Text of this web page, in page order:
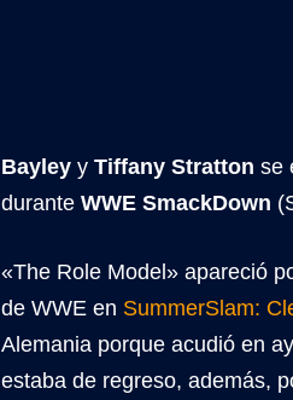
Bayley y Tiffany Stratton se
durante WWE SmackDown
«The Role Model» apareció
de WWE en SummerSlam:
Alemania porque acudió en
estaba de regreso, además,